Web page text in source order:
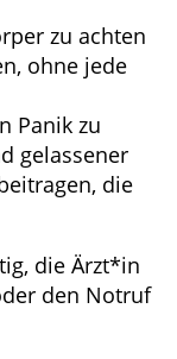
zu achten
ohne jede
Panik zu
gelassener
die
die Ärzt*in
den Notruf